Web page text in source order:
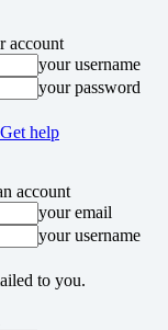
account
your username
your password
help
account
your email
your username
to you.